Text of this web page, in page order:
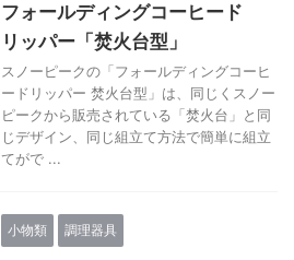
フォールディングコーヒード
リッパー「焚火台型」
スノーピークの「フォールディングコーヒ
ードリッパー 焚火台型」は、同じくスノー
ピークから販売されている「焚火台」と同
じデザイン、同じ組立て方法で簡単に組立
てがで ...
小物類 調理器具